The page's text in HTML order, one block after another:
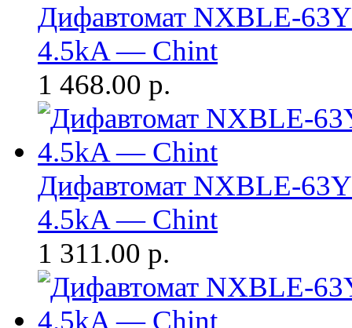
Дифавтомат NXBLE-
4.5kA — Chint
1 468.00 р.
Дифавтомат NXBLE-
4.5kA — Chint
1 311.00 р.